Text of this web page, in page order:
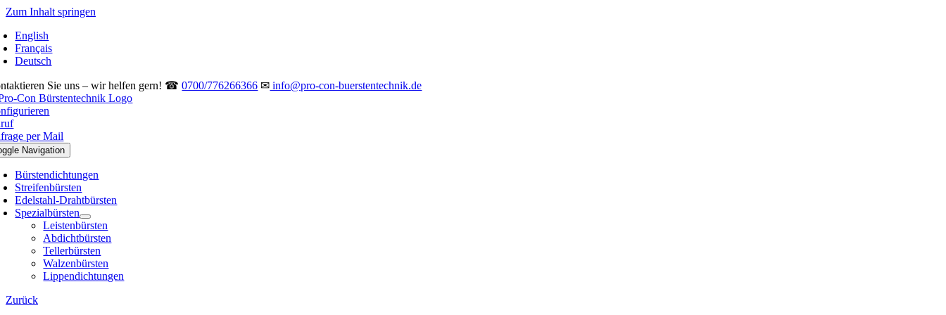
Zum Inhalt springen
English
Français
Deutsch
Sie uns – wir helfen gern! ☎0700/776266366 ✉ info@pro-con-buerstentechnik.de
per Mail
Navigation
Bürstendichtungen
Streifenbürsten
Edelstahl-Drahtbürsten
Spezialbürsten
Leistenbürsten
Abdichtbürsten
Tellerbürsten
Walzenbürsten
Lippendichtungen
Zurück